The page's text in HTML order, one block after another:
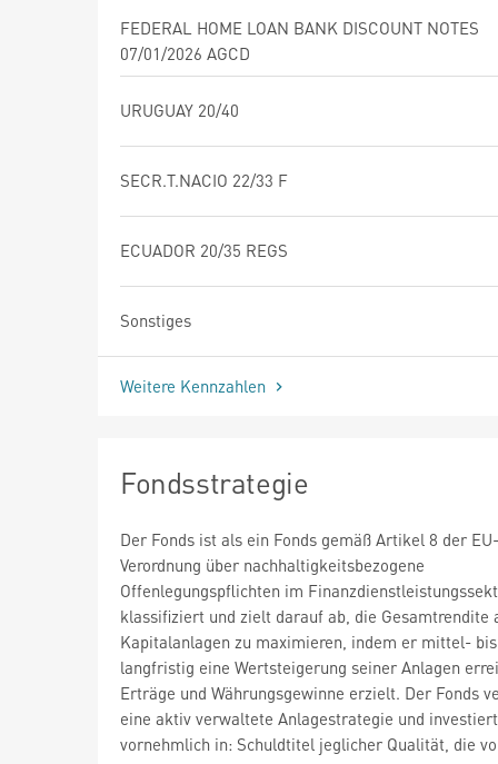
FEDERAL HOME LOAN BANK DISCOUNT NOTES
07/01/2026 AGCD
URUGUAY 20/40
SECR.T.NACIO 22/33 F
ECUADOR 20/35 REGS
Sonstiges
Weitere Kennzahlen
Fondsstrategie
Der Fonds ist als ein Fonds gemäß Artikel 8 der EU-
Verordnung über nachhaltigkeitsbezogene
Offenlegungspflichten im
klassifiziert und zielt darauf ab, die Gesamtrendite
Kapitalanlagen zu maximieren, indem er mittel- bis
langfristig eine Wertsteigerung seiner Anlagen
Erträge und Währungsgewinne erzielt. Der Fonds
eine aktiv verwaltete Anlagestrategie und investiert
vornehmlich in: Schuldtitel jeglicher Qualität, die